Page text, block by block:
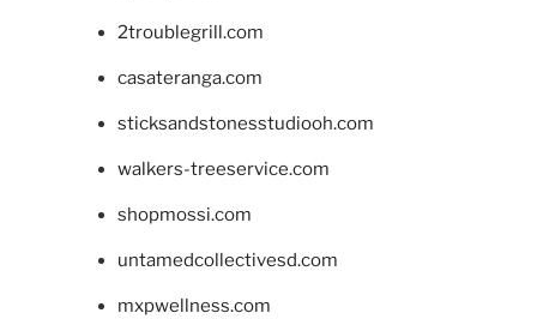
2troublegrill.com
casateranga.com
sticksandstonesstudiooh.com
walkers-treeservice.com
shopmossi.com
untamedcollectivesd.com
mxpwellness.com